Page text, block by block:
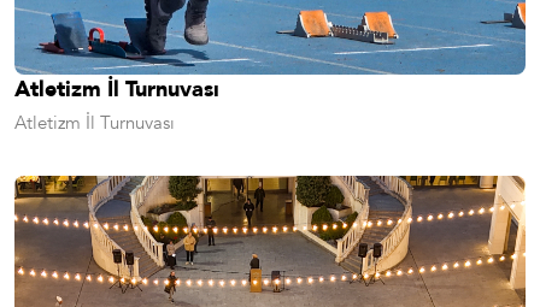
Atletizm İl Turnuvası
Atletizm İl Turnuvası